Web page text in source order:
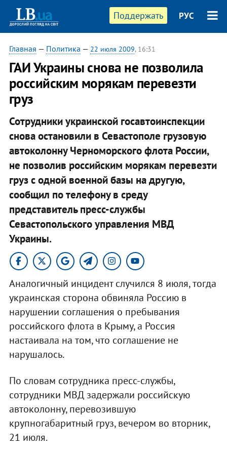
Поддержать РУС
Главная — Политика — 22 июля 2009, 16:31
ГАИ Украины снова не позволила
российским морякам перевезти
груз
Сотрудники украинской госавтоинспекции
снова остановили в Севастополе грузовую
автоколонну Черноморского флота России,
не позволив российским морякам перевезти
груз с одной военной базы на другую,
сообщил по телефону в среду
представитель пресс-службы
Севастопольского управления МВД
Украины.
Аналогичный инцидент случился 8 июля, тогда
украинская сторона обвиняла Россию в
нарушении соглашения о пребывания
российского флота в Крыму, а Россия
настаивала на том, что соглашение не
нарушалось.
По словам сотрудника пресс-службы,
сотрудники МВД задержали российскую
автоколонну, перевозившую
крупногабаритный груз, вечером во вторник,
21 июля.